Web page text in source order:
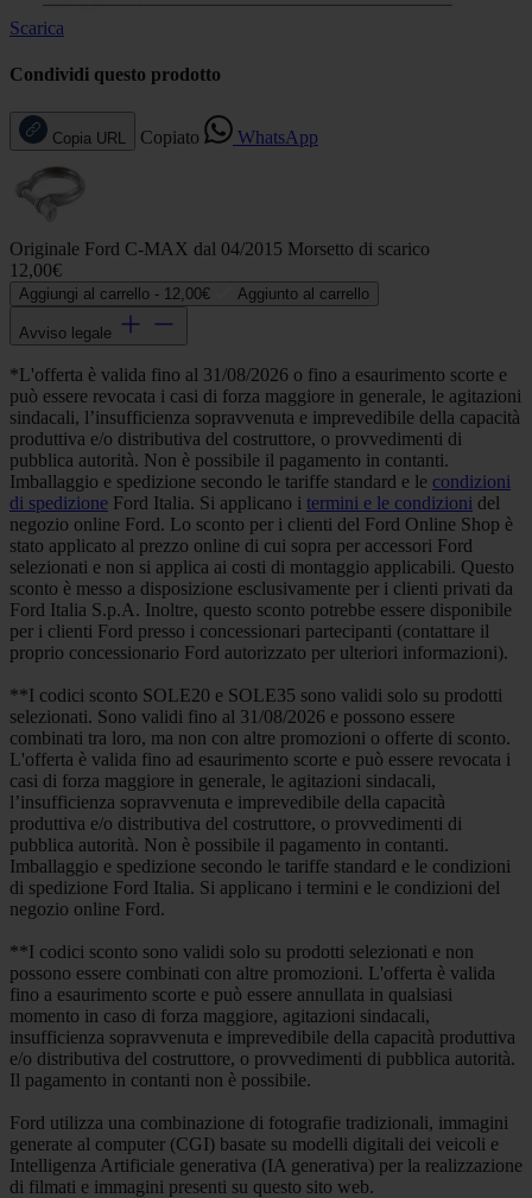
Scarica
Condividi questo prodotto
Copia URL Copiato WhatsApp
Originale Ford C-MAX dal 04/2015 Morsetto di scarico
12,00€
Aggiungi al carrello - 12,00€ Aggiunto al carrello
Avviso legale
*L'offerta è valida fino al 31/08/2026 o fino a esaurimento scorte e
può essere revocata i casi di forza maggiore in generale, le agitazioni
sindacali, l’insufficienza sopravvenuta e imprevedibile della capacità
produttiva e/o distributiva del costruttore, o provvedimenti di
pubblica autorità. Non è possibile il pagamento in contanti.
Imballaggio e spedizione secondo le tariffe standard e le condizioni
di spedizione Ford Italia. Si applicano i termini e le condizioni del
negozio online Ford. Lo sconto per i clienti del Ford Online Shop è
stato applicato al prezzo online di cui sopra per accessori Ford
selezionati e non si applica ai costi di montaggio applicabili. Questo
sconto è messo a disposizione esclusivamente per i clienti privati da
Ford Italia S.p.A. Inoltre, questo sconto potrebbe essere disponibile
per i clienti Ford presso i concessionari partecipanti (contattare il
proprio concessionario Ford autorizzato per ulteriori informazioni).
**I codici sconto SOLE20 e SOLE35 sono validi solo su prodotti
selezionati. Sono validi fino al 31/08/2026 e possono essere
combinati tra loro, ma non con altre promozioni o offerte di sconto.
L'offerta è valida fino ad esaurimento scorte e può essere revocata i
casi di forza maggiore in generale, le agitazioni sindacali,
l’insufficienza sopravvenuta e imprevedibile della capacità
produttiva e/o distributiva del costruttore, o provvedimenti di
pubblica autorità. Non è possibile il pagamento in contanti.
Imballaggio e spedizione secondo le tariffe standard e le condizioni
di spedizione Ford Italia. Si applicano i termini e le condizioni del
negozio online Ford.
**I codici sconto sono validi solo su prodotti selezionati e non
possono essere combinati con altre promozioni. L'offerta è valida
fino a esaurimento scorte e può essere annullata in qualsiasi
momento in caso di forza maggiore, agitazioni sindacali,
insufficienza sopravvenuta e imprevedibile della capacità produttiva
e/o distributiva del costruttore, o provvedimenti di pubblica autorità.
Il pagamento in contanti non è possibile.
Ford utilizza una combinazione di fotografie tradizionali, immagini
generate al computer (CGI) basate su modelli digitali dei veicoli e
Intelligenza Artificiale generativa (IA generativa) per la realizzazione
di filmati e immagini presenti su questo sito web.